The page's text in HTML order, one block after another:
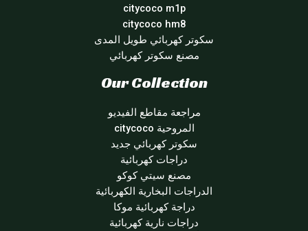
citycoco m1p
citycoco hm8
سكوتر كهربائي طويل المدى
مصنع سكوتر كهربائي
Our Collection
مراجعة مقاطع الفيديو
المروحية citycoco
سكوتر كهربائي جديد
دراجات كهربائية
مصنع سيتي كوكو
الدراجات البخارية الكهربائية
دراجة كهربائية موكا
دراجات نارية كهربائية